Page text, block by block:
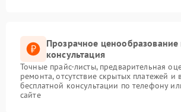
Прозрачное ценообразование
консультация
Точные прайс-листы, предварительная
ремонта, отсутствие скрытых платежей и
бесплатной консультации по телефону
сайте